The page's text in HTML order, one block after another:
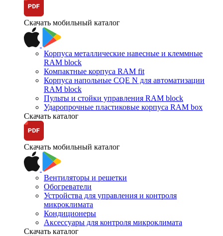
Скачать мобильный каталог
Корпуса металлические навесные и клеммные
RAM block
Компактные корпуса RAM fit
Корпуса напольные CQE N для автоматизации
RAM block
Пульты и стойки управления RAM block
Ударопрочные пластиковые корпуса RAM box
Скачать каталог
Скачать мобильный каталог
Вентиляторы и решетки
Обогреватели
Устройства для управления и контроля
микроклимата
Кондиционеры
Аксессуары для контроля микроклимата
Скачать каталог